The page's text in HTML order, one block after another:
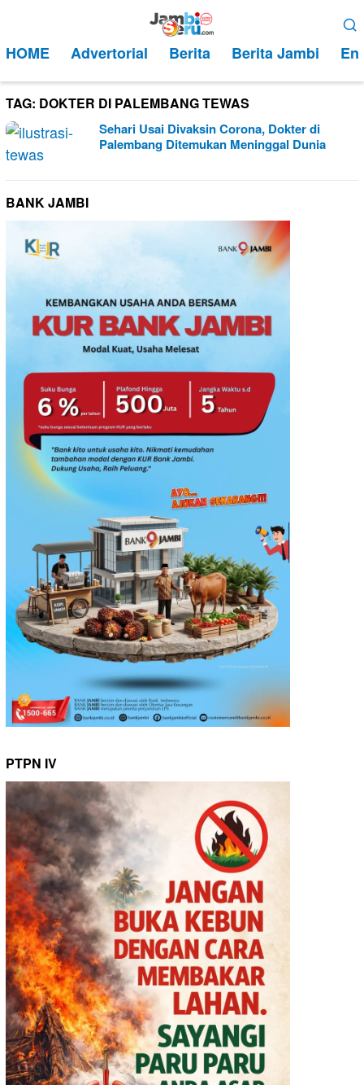
kontenMobile
HOME Advertorial Berita Berita Jambi
TAG: DOKTER DI PALEMBANG TEWAS
Sehari Usai Divaksin Corona, Dokter di
Palembang Ditemukan Meninggal Dunia
BANK JAMBI
PTPN IV